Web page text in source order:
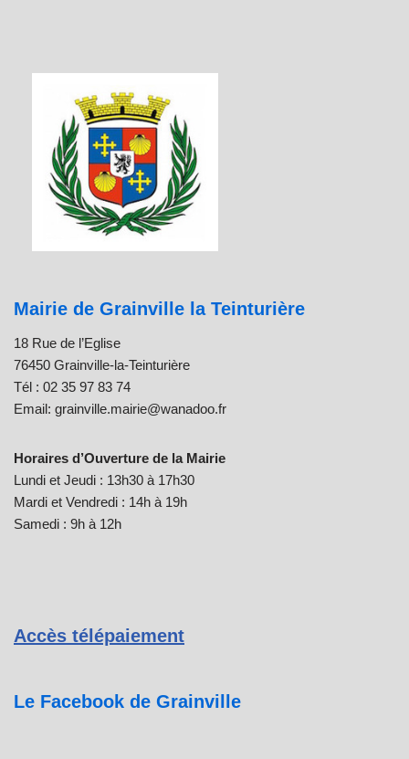
Mairie de Grainville la Teinturière
18 Rue de l’Eglise
76450 Grainville-la-Teinturière
Tél : 02 35 97 83 74
Email: grainville.mairie@wanadoo.fr
Horaires d’Ouverture de la Mairie
Lundi et Jeudi : 13h30 à 17h30
Mardi et Vendredi : 14h à 19h
Samedi : 9h à 12h
Accès télépaiement
Le Facebook de Grainville